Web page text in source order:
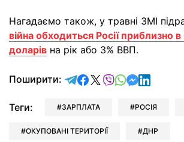
Нагадаємо також, у травні ЗМІ
війна обходиться Росії приблизно
доларів на рік або 3% ВВП.
Поширити: відправити у Telegram
поділитись у
поділитись у X
відправити у
відправити
Теги: ЗАРПЛАТА РОСІЯ
ОКУПОВАНІ ТЕРИТОРІЇ ДНР